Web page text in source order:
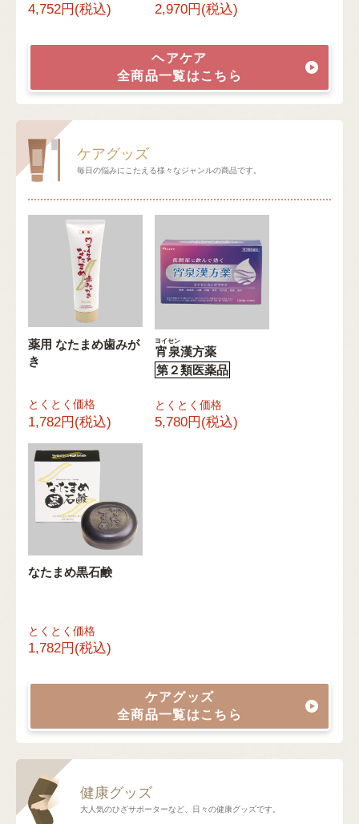
4,752円(税込) 2,970円(税込)
ヘアケア
全商品一覧はこちら
ケアグッズ
毎日の悩みにこたえる様々なジャンルの商品です。
薬用 なたまめ歯みが
き
とくとく価格
1,782円(税込)
宵泉
ヨイセン
漢方薬
第２類医薬品
とくとく価格
5,780円(税込)
なたまめ黒石鹸
とくとく価格
1,782円(税込)
ケアグッズ
全商品一覧はこちら
健康グッズ
大人気のひざサポーターなど、日々の健康グッズです。